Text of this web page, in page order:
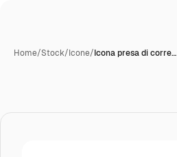
Home/Stock/Icone/Icona presa di corre…